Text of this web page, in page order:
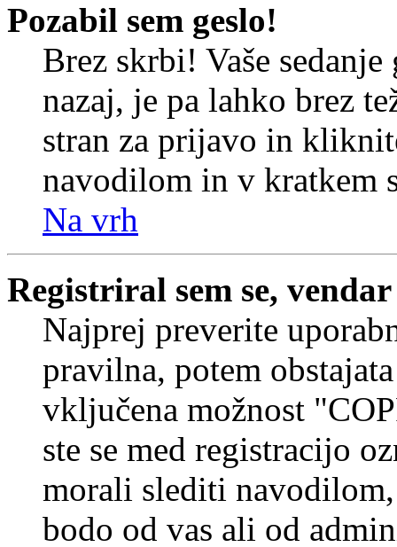
Pozabil sem geslo!
Brez skrbi! Vaše
nazaj, je pa lahko brez
stran za prijavo in
navodilom in v kratkem
Na vrh
Registriral sem se,
Najprej preverite
pravilna, potem
vključena možnost
ste se med registracijo
morali slediti
bodo od vas ali od